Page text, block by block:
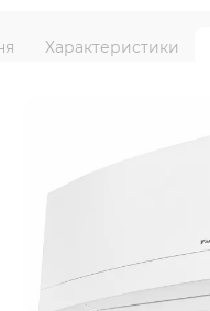
Характеристики